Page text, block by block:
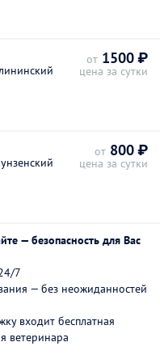
от 1500 ₽
цена за сутки
от 800 ₽
цена за сутки
— безопасность для Вас
7
— без неожиданностей
входит бесплатная
ветеринара